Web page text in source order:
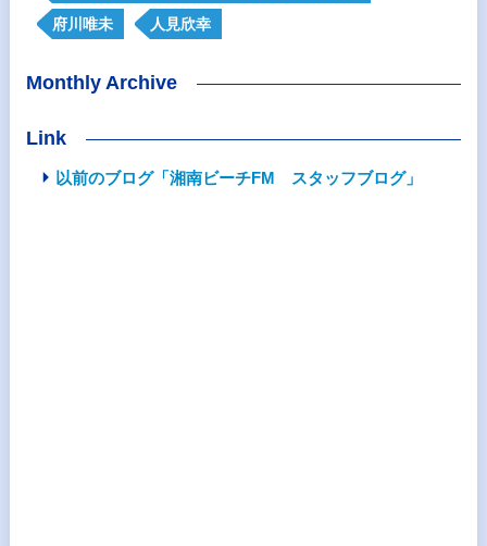
府川唯未 人見欣幸
Monthly Archive
Link
以前のブログ「湘南ビーチFM スタッフブログ」